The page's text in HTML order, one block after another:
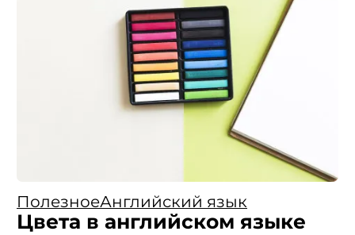
ПолезноеАнглийский язык
Цвета в английском языке